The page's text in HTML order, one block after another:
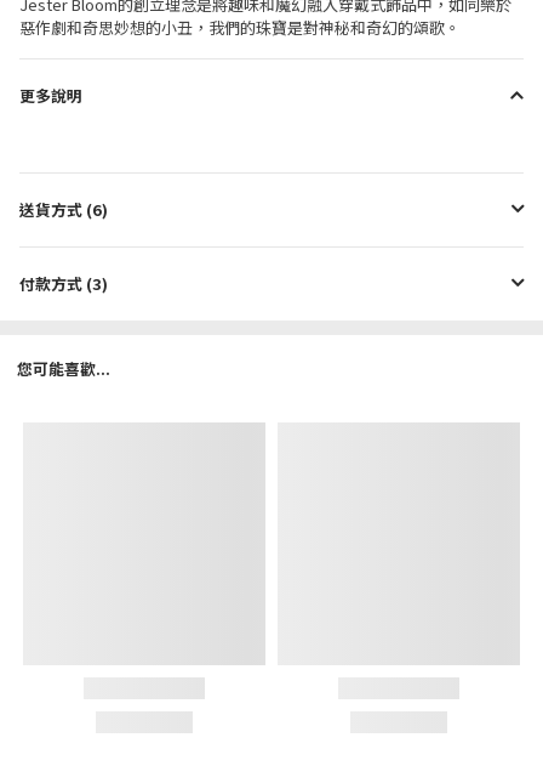
惡作劇和奇思妙想的小丑，我們的珠寶是對神秘和奇幻的頌歌。
更多說明
送貨方式 (6)
付款方式 (3)
您可能喜歡...